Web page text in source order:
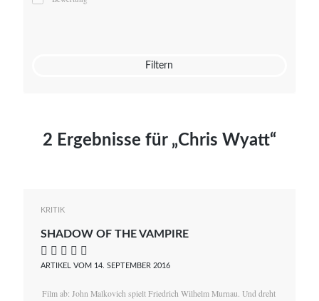
Mato von Vogelstein
Filtern
2 Ergebnisse für „Chris Wyatt“
KRITIK
SHADOW OF THE VAMPIRE
    
ARTIKEL VOM 14. SEPTEMBER 2016
Film ab: John Malkovich spielt Friedrich Wilhelm Murnau. Und dreht